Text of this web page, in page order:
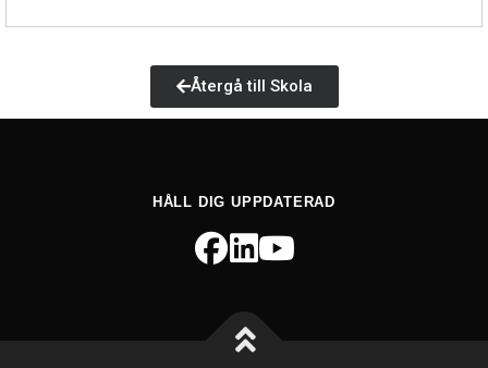
Återgå till Skola
HÅLL DIG UPPDATERAD